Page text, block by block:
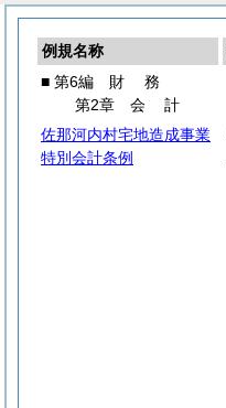
例規名称
■ 第6編 財 務
第2章 会計
佐那河内村宅地造成事業
特別会計条例